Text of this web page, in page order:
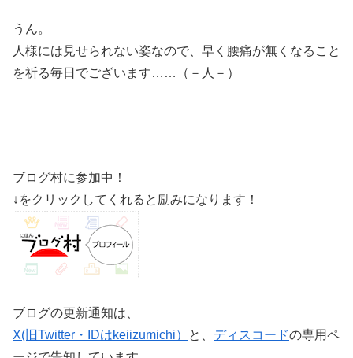
うん。
人様には見せられない姿なので、早く腰痛が無くなること
を祈る毎日でございます……（－人－）
ブログ村に参加中！
↓をクリックしてくれると励みになります！
ブログの更新通知は、
X(旧Twitter・IDはkeiizumichi）
と、 ディスコードの専用ペ